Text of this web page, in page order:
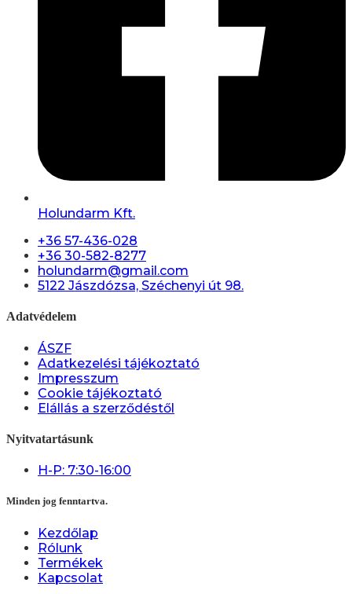
Holundarm Kft.
+36 57-436-028
+36 30-582-8277
holundarm@gmail.com
5122 Jászdózsa, Széchenyi út 98.
Adatvédelem
ÁSZF
Adatkezelési tájékoztató
Impresszum
Cookie tájékoztató
Elállás a szerződéstől
Nyitvatartásunk
H-P: 7:30-16:00
Minden jog fenntartva.
Kezdőlap
Rólunk
Termékek
Kapcsolat